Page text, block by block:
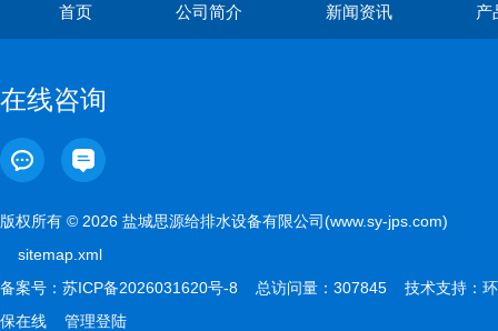
首页 公司简介 新闻资讯 产
在线咨询
版权所有 © 2026 盐城思源给排水设备有限公司(www.sy-jps.com)
sitemap.xml
备案号： 苏ICP备2026031620号-8 总访问量：307845 技术支持： 环
保在线
管理登陆